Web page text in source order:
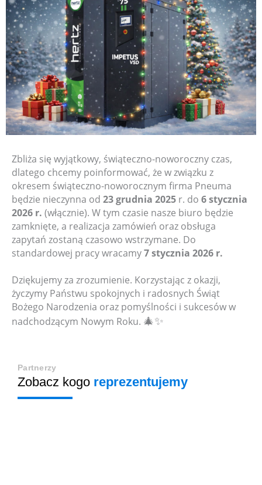
Zbliża się wyjątkowy, świąteczno-noworoczny czas,
dlatego chcemy poinformować, że w związku z
okresem świąteczno-noworocznym firma Pneuma
będzie nieczynna od 23 grudnia 2025 r. do 6 stycznia
2026 r. (włącznie). W tym czasie nasze biuro będzie
zamknięte, a realizacja zamówień oraz obsługa
zapytań zostaną czasowo wstrzymane. Do
standardowej pracy wracamy7 stycznia 2026 r.
Dziękujemy za zrozumienie. Korzystając z okazji,
życzymy Państwu spokojnych i radosnych Świąt
Bożego Narodzenia oraz pomyślności i sukcesów w
nadchodzącym Nowym Roku. 🎄✨
Partnerzy
Zobacz kogo reprezentujemy